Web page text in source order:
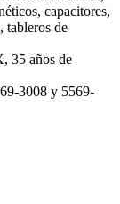
capacitores,
tableros de
35 años de
3008 y 5569-